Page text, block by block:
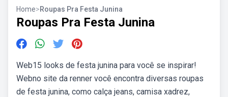
Home>Roupas Pra Festa Junina
Roupas Pra Festa Junina
Web15 looks de festa junina para você se inspirar!
Webno site da renner você encontra diversas roupas
de festa junina, como calça jeans, camisa xadrez,